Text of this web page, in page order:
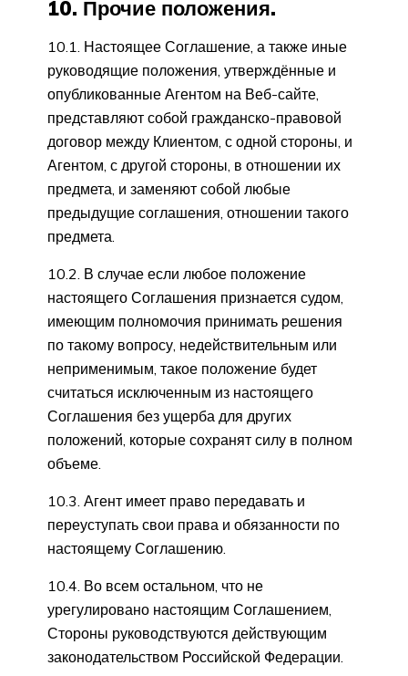
10. Прочие положения.
10.1. Настоящее Соглашение, а также иные
руководящие положения, утверждённые и
опубликованные Агентом на Веб-сайте,
представляют собой гражданско-правовой
договор между Клиентом, с одной стороны, и
Агентом, с другой стороны, в отношении их
предмета, и заменяют собой любые
предыдущие соглашения, отношении такого
предмета.
10.2. В случае если любое положение
настоящего Соглашения признается судом,
имеющим полномочия принимать решения
по такому вопросу, недействительным или
неприменимым, такое положение будет
считаться исключенным из настоящего
Соглашения без ущерба для других
положений, которые сохранят силу в полном
объеме.
10.3. Агент имеет право передавать и
переуступать свои права и обязанности по
настоящему Соглашению.
10.4. Во всем остальном, что не
урегулировано настоящим Соглашением,
Стороны руководствуются действующим
законодательством Российской Федерации.